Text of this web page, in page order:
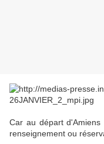
Car au départ
renseignement ou